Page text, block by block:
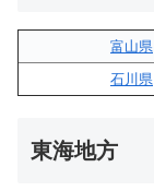
富山県
石川県
東海地方